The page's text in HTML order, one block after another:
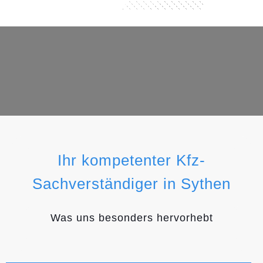
Ihr kompetenter Kfz-
Sachverständiger in Sythen
Was uns besonders hervorhebt